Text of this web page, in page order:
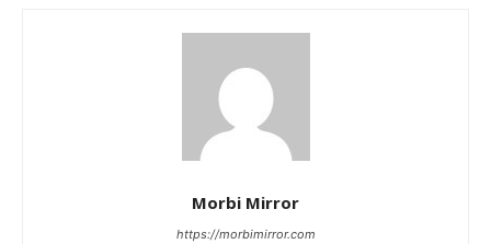
Morbi Mirror
https://morbimirror.com